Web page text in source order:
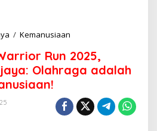
/ Kemanusiaan
p
a
s
o
m
Run 2025,
Olahraga adalah